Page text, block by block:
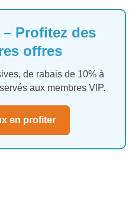
– Profitez des
offres
de rabais de 10% à
aux membres VIP.
en profiter